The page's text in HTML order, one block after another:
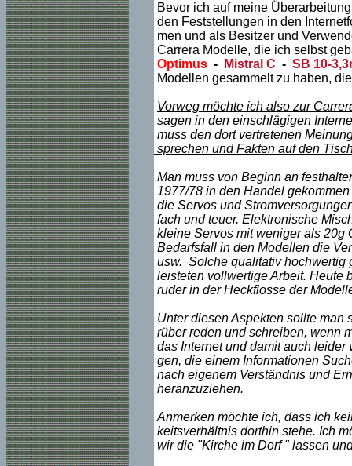
Bevor ich auf meine
den Feststellungen in den
men und als Besitzer und
Carrera Modelle, die ich selbst
Optimus - Mistral C - SB 10-
Modellen gesammelt zu haben,
Vorweg möchte ich also zur
sagen in den einschlägigen
muss den dort vertretenen
sprechen und Fakten auf den
Man muss von Beginn an
1977/78 in den Handel
die Servos und
fach und teuer. Elektronische
kleine Servos mit weniger als 20g
Bedarfsfall in den Modellen die
usw. Solche qualitativ hochwertig
leisteten vollwertige Arbeit. Heute
ruder in der Heckflosse der
Unter diesen Aspekten sollte man
rüber reden und schreiben, wenn
das Internet und damit auch
gen, die einem Informationen
nach eigenem Verständnis und
heranzuziehen.
Anmerken möchte ich, dass ich
keitsverhältnis dorthin stehe. Ich
wir die "Kirche im Dorf " lassen